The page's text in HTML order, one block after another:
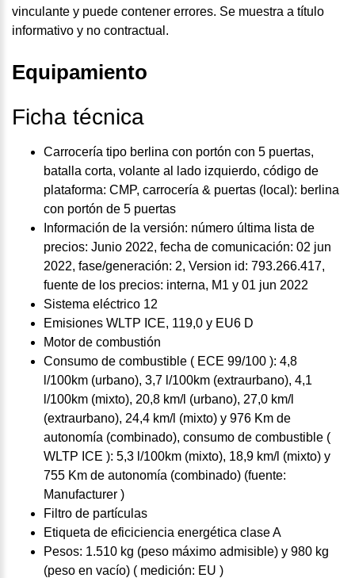
vinculante y puede contener errores. Se muestra a título
informativo y no contractual.
Equipamiento
Ficha técnica
Carrocería tipo berlina con portón con 5 puertas,
batalla corta, volante al lado izquierdo, código de
plataforma: CMP, carrocería & puertas (local): berlina
con portón de 5 puertas
Información de la versión: número última lista de
precios: Junio 2022, fecha de comunicación: 02 jun
2022, fase/generación: 2, Version id: 793.266.417,
fuente de los precios: interna, M1 y 01 jun 2022
Sistema eléctrico 12
Emisiones WLTP ICE, 119,0 y EU6 D
Motor de combustión
Consumo de combustible ( ECE 99/100 ): 4,8
l/100km (urbano), 3,7 l/100km (extraurbano), 4,1
l/100km (mixto), 20,8 km/l (urbano), 27,0 km/l
(extraurbano), 24,4 km/l (mixto) y 976 Km de
autonomía (combinado), consumo de combustible (
WLTP ICE ): 5,3 l/100km (mixto), 18,9 km/l (mixto) y
755 Km de autonomía (combinado) (fuente:
Manufacturer )
Filtro de partículas
Etiqueta de eficiciencia energética clase A
Pesos: 1.510 kg (peso máximo admisible) y 980 kg
(peso en vacío) ( medición: EU )